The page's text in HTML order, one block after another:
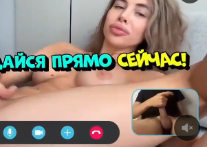
предназначенные только
на сайте Вы подтверждаете,
более. Если Вам нет 18 лет покиньте
и эротические флэш игры